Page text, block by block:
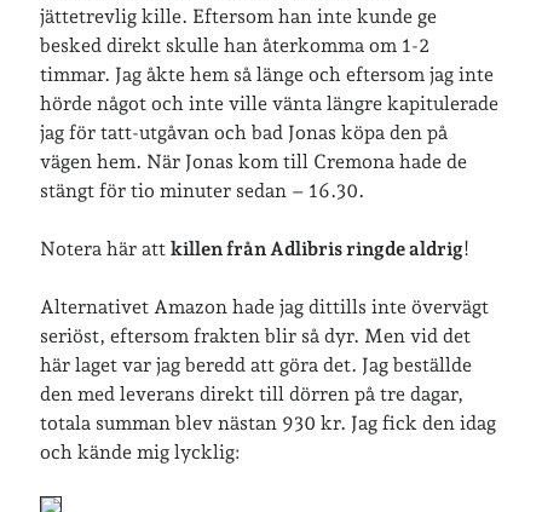
Jag bokförmin läsning på Goodreads.
Geocaching
jättetrevlig kille. Eftersom han inte kunde ge
besked direkt skulle han återkomma om 1-2
timmar. Jag åkte hem så länge och eftersom jag inte
hörde något och inte ville vänta längre kapitulerade
jag för tatt-utgåvan och bad Jonas köpa den på
vägen hem. När Jonas kom till Cremona hade de
stängt för tio minuter sedan – 16.30.
Notera här attkillen från Adlibris ringde aldrig!
Alternativet Amazon hade jag dittills inte övervägt
seriöst, eftersom frakten blir så dyr. Men vid det
här laget var jag beredd att göra det. Jag beställde
den med leverans direkt till dörren på tre dagar,
totala summan blev nästan 930 kr. Jag fick den idag
och kände mig lycklig: